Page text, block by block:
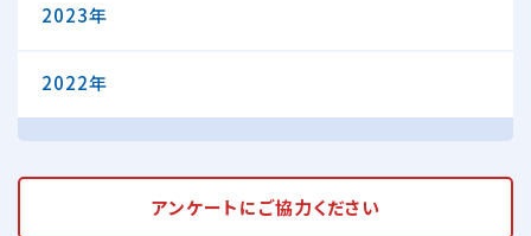
2023年
2022年
アンケートにご協力ください